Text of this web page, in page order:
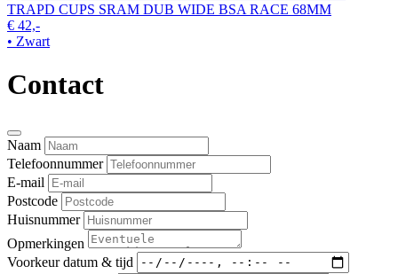
TRAPD CUPS SRAM DUB WIDE BSA RACE 68MM
€ 42,-
• Zwart
Contact
Naam
Telefoonnummer
E-mail
Postcode
Huisnummer
Opmerkingen
Voorkeur datum & tijd